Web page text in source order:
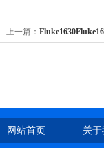
上一篇：
网站首页 关